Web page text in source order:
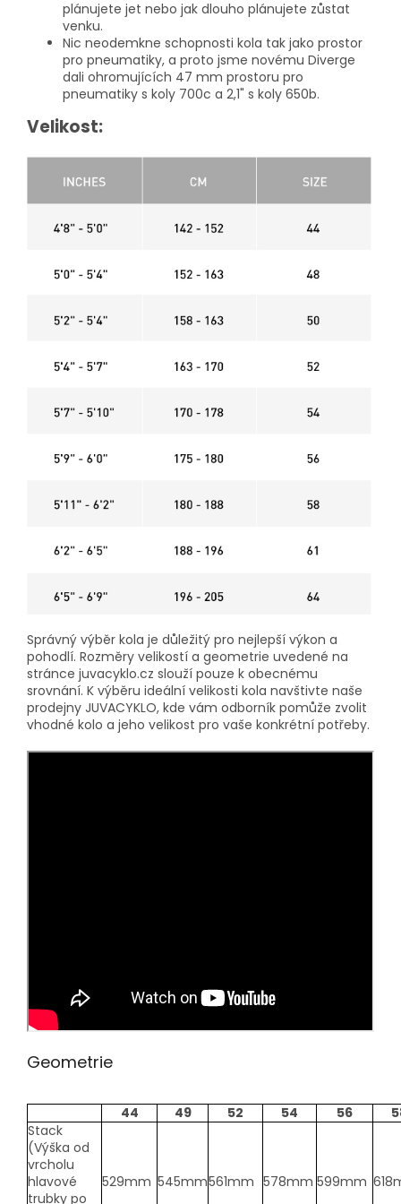
plánujete jet nebo jak dlouho plánujete zůstat
venku.
Nic neodemkne schopnosti kola tak jako prostor
pro pneumatiky, a proto jsme novému Diverge
dali ohromujících 47 mm prostoru pro
pneumatiky s koly 700c a 2,1" s koly 650b.
Velikost:
Správný výběr kola je důležitý pro nejlepší výkon a
pohodlí. Rozměry velikostí a geometrie uvedené na
stránce juvacyklo.cz slouží pouze k obecnému
srovnání. K výběru ideální velikosti kola navštivte naše
prodejny JUVACYKLO, kde vám odborník pomůže zvolit
vhodné kolo a jeho velikost pro vaše konkrétní potřeby.
Geometrie
44 49 52 54 56
Stack
(Výška od
vrcholu
hlavové
trubky po
529mm 545mm561mm 578mm 599mm